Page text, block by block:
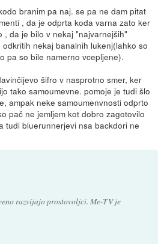
branim pa naj. se pa ne dam pitat
, da je odprta koda varna zato ker
da je bilo v nekaj "najvarnejših"
nekaj banalnih lukenj(lahko so
pa so bile namerno vcepljene).
šifro v nasprotno smer, ker
tako samoumevne. pomoje je tudi šlo
ampak neke samoumenvnosti odprto
pač ne jemljem kot dobro zagotovilo
tudi bluerunnerjevi nsa backdori ne
razvijajo prostovoljci. Me-TV je